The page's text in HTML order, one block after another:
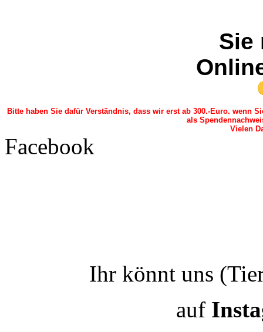
Sie
Bitte haben Sie dafür Verständnis, dass wir erst ab 300.-Euro, wenn
als
Vielen
Facebook
Ihr könnt uns
auf